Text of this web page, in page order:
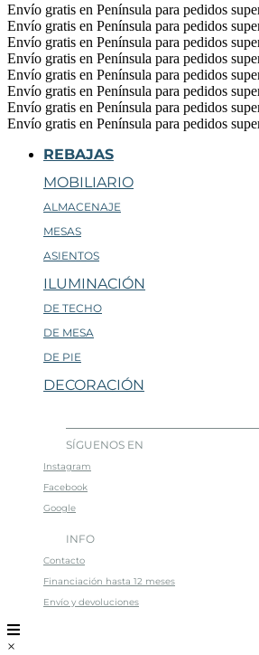
Envío gratis en Península para pedidos
Envío gratis en Península para pedidos
Envío gratis en Península para pedidos
Envío gratis en Península para pedidos
Envío gratis en Península para pedidos
Envío gratis en Península para pedidos
Envío gratis en Península para pedidos
Envío gratis en Península para pedidos
REBAJAS
MOBILIARIO
ALMACENAJE
MESAS
ASIENTOS
ILUMINACIÓN
DE TECHO
DE MESA
DE PIE
DECORACIÓN
SÍGUENOS EN
Instagram
Facebook
Google
INFO
Contacto
Financiación hasta 12 meses
Envío y devoluciones
×